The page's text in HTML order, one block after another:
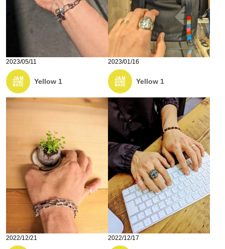
2023/05/11
Yellow 1
2023/01/16
Yellow 1
2022/12/21 2022/12/17